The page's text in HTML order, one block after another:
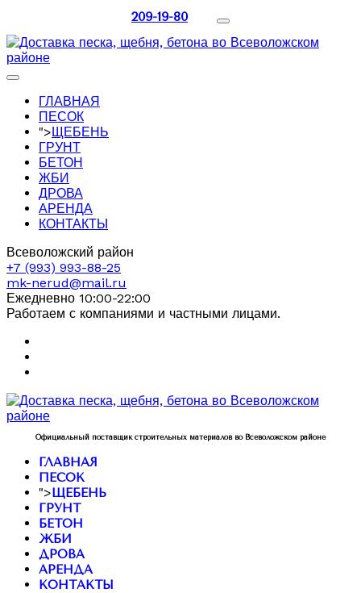
209-19-80
ГЛАВНАЯ
ПЕСОК
">ЩЕБЕНЬ
ГРУНТ
БЕТОН
ЖБИ
ДРОВА
АРЕНДА
КОНТАКТЫ
Всеволожский район
+7 (993) 993-88-25
mk-nerud@mail.ru
Ежедневно 10:00-22:00
Работаем с компаниями и частными лицами.
Официальный поставщик строительных материалов во Всеволожском районе
ГЛАВНАЯ
ПЕСОК
">ЩЕБЕНЬ
ГРУНТ
БЕТОН
ЖБИ
ДРОВА
АРЕНДА
КОНТАКТЫ